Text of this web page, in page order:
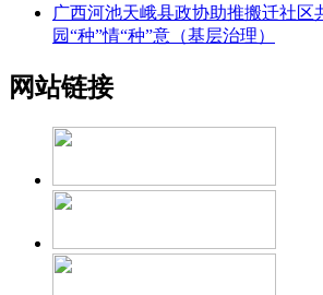
广西河池天峨县政协助推搬迁社区
园“种”情“种”意（基层治理）
网站链接